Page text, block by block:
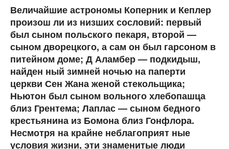
Величайшие астрономы Коперник и Кеплер
произош ли из низших сословий: первый
был сыном польского пекаря, второй —
сыном дворецкого, а сам он был гарсоном в
питейном доме; Д Аламбер — подкидыш,
найден ный зимней ночью на паперти
церкви Сен Жана женой стекольщика;
Ньютон был сыном вольного хлебопашца
близ Грентема; Лаплас — сыном бедного
крестьянина из Бомона близ Гонфлора.
Несмотря на крайне неблагоприят ные
условия жизни, эти знаменитые люди